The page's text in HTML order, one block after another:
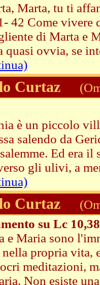
Marta, tu ti
42 Come vivere
di Marta e
quasi ovvia, se
Curtaz
è un piccolo
salendo da
Ed era
gli ulivi, a
Curtaz
su Lc
e Maria sono
nella propria vita,
meditazioni,
Non esiste